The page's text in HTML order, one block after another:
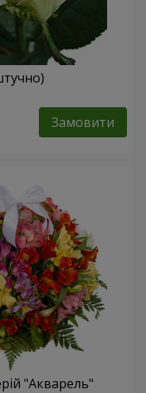
Замовити
"Акварель"